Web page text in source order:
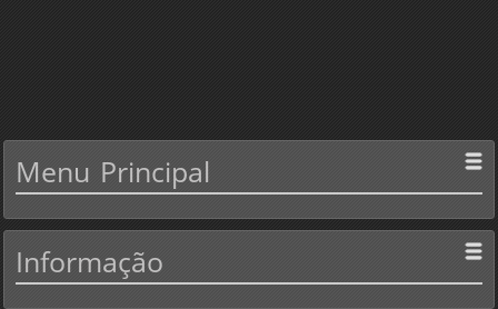
Menu Principal
Informação